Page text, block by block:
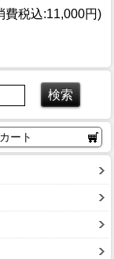
費税込:11,000円)
カート